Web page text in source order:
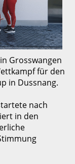
Grosswangen
für den
in Dussnang.
nach
in den